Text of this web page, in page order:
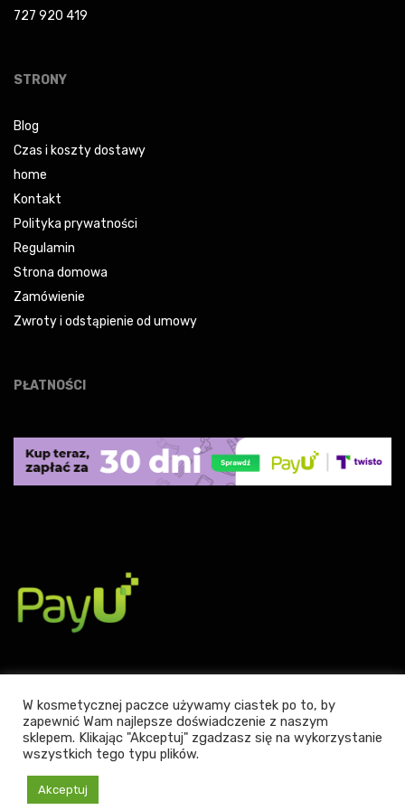
727 920 419
STRONY
Blog
Czas i koszty dostawy
home
Kontakt
Polityka prywatności
Regulamin
Strona domowa
Zamówienie
Zwroty i odstąpienie od umowy
PŁATNOŚCI
Powered by WordPress |Theme:Letoby aThemes.
W kosmetycznej paczce używamy ciastek po to, by
zapewnić Wam najlepsze doświadczenie z naszym
sklepem. Klikając "Akceptuj" zgadzasz się na wykorzystanie
wszystkich tego typu plików.
Akceptuj